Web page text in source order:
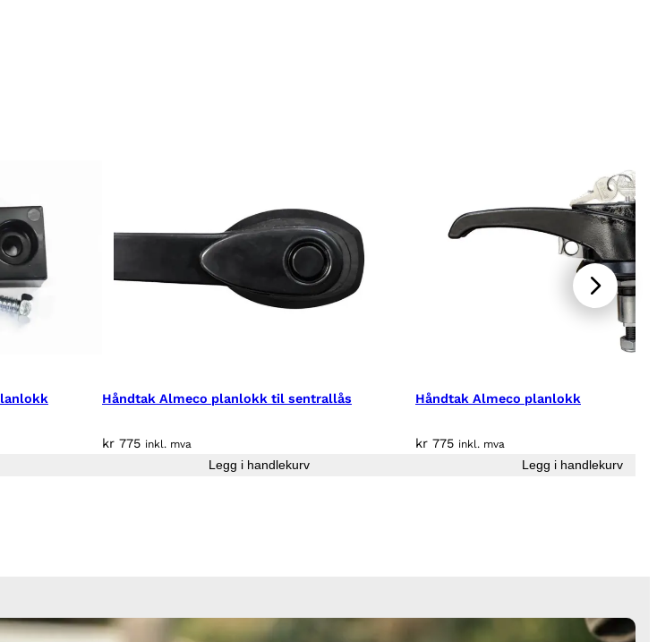
Håndtak Almeco planlokk til sentrallås
kr 775 inkl. mva
Legg i handlekurv
Håndtak Almeco planlokk
kr 775 inkl. mva
Legg i handlekurv